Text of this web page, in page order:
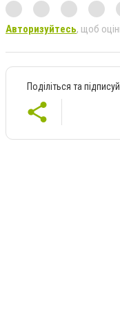
Авторизуйтесь, щоб
Поділіться та